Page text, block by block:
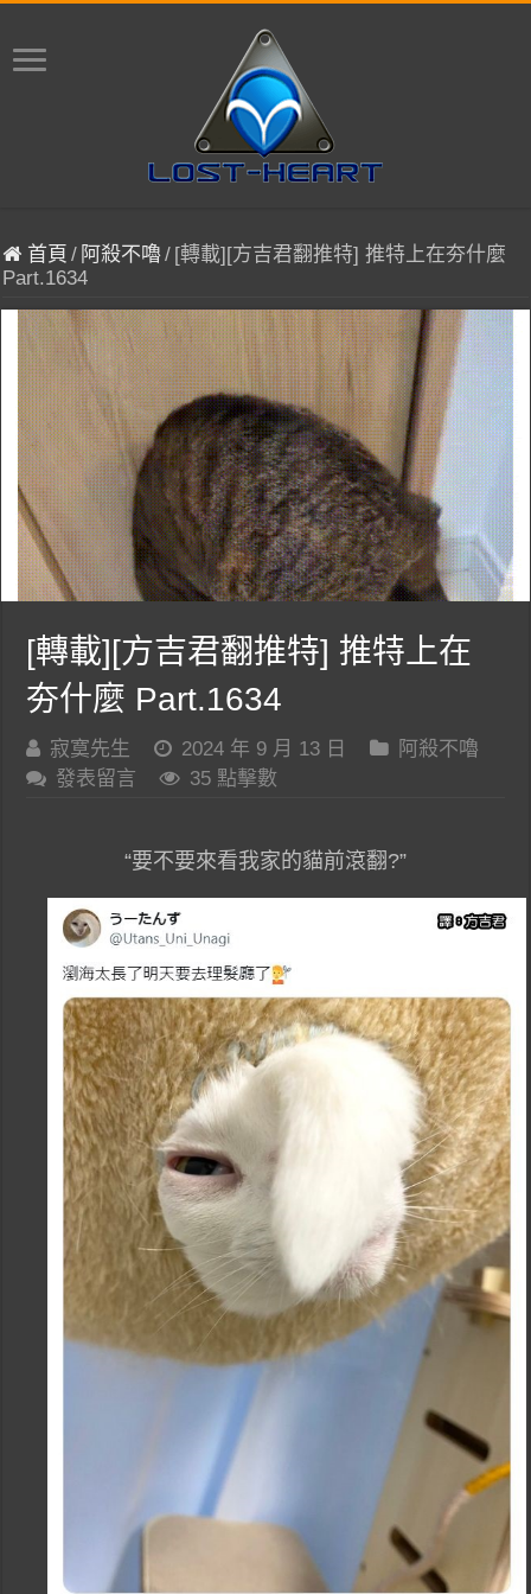
首頁 / 阿殺不嚕/ [轉載][方吉君翻推特] 推特上在夯什麼
Part.1634
[轉載][方吉君翻推特] 推特上在
夯什麼 Part.1634
寂寞先生 2024 年 9 月 13 日
阿殺不嚕
發表留言
35 點擊數
“要不要來看我家的貓前滾翻?”